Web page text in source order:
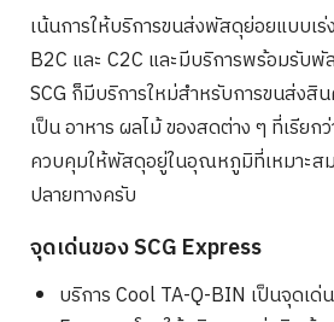
เน้นการให้บริการขนส่งพัสดุย่อยแบบเ
B2C และ C2C และมีบริการพร้อมรับ
SCG ก็มีบริการใหม่สำหรับการขนส่งสิ
เป็น อาหาร ผลไม้ ของสดต่าง ๆ ที่เรีย
ควบคุมให้พัสดุอยู่ในอุณหภูมิที่เหมาะส
ปลายทางครับ
จุดเด่นของ SCG Express
บริการ Cool TA-Q-BIN เป็นจุดเ